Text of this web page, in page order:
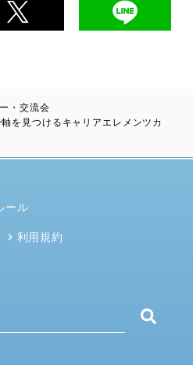
・交流会
を見つけるキャリアエレメンツカ
ール
利用規約